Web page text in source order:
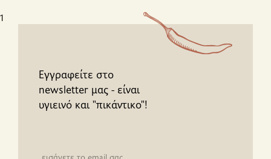
1
Εγγραφείτε στο
newsletter μας - είναι
υγιεινό και "πικάντικο"!
Newsletter email input field